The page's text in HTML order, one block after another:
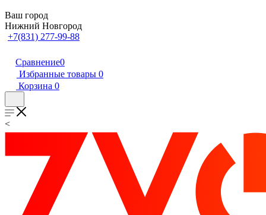
Ваш город
Нижний Новгород
+7(831) 277-99-88
Сравнение0
Избранные товары 0
Корзина 0
<